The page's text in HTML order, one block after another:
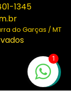
1345
do Garças / MT
1